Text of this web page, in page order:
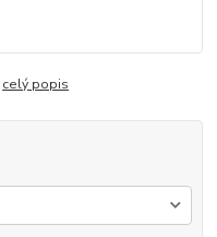
celý popis